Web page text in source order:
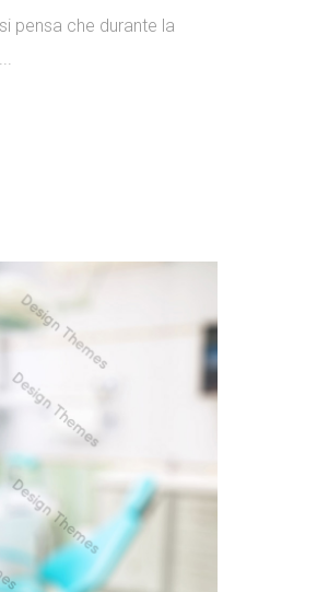
pensa che durante la